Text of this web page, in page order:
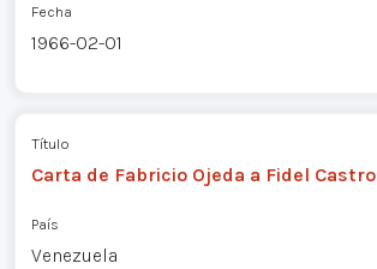
Fecha
1966-02-01
Título
Carta de Fabricio Ojeda a Fidel Castro
País
Venezuela